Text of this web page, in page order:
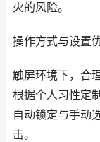
火的风险。
操作方式与设置
触屏环境下，合
根据个人习性定
自动锁定与手动
击。